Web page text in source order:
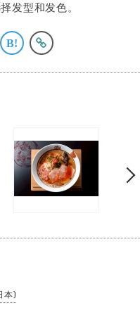
发型和发色。
本)